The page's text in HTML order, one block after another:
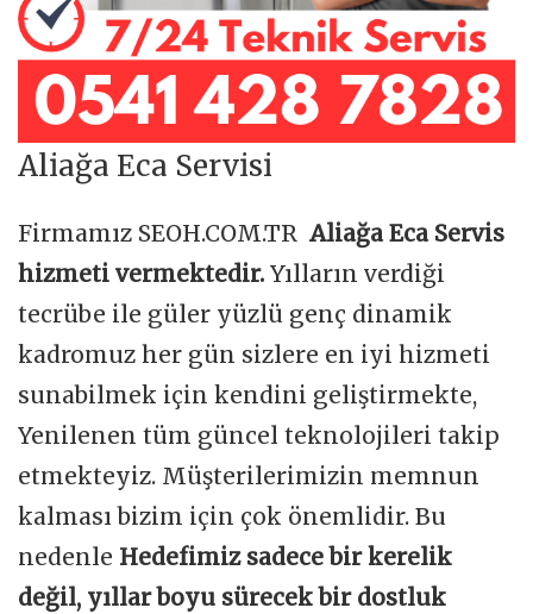
Aliağa Eca Servisi
Firmamız SEOH.COM.TR Aliağa Eca Servis
hizmeti vermektedir. Yılların verdiği
tecrübe ile güler yüzlü genç dinamik
kadromuz her gün sizlere en iyi hizmeti
sunabilmek için kendini geliştirmekte,
Yenilenen tüm güncel teknolojileri takip
etmekteyiz. Müşterilerimizin memnun
kalması bizim için çok önemlidir. Bu
nedenle Hedefimiz sadece bir kerelik
değil, yıllar boyu sürecek bir dostluk